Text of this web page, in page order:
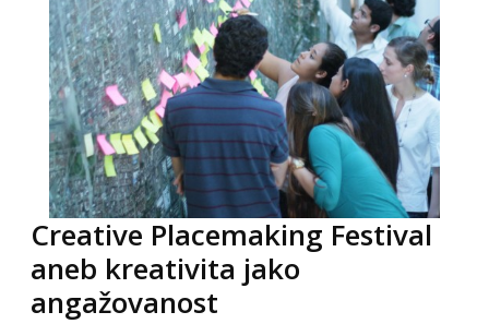
Creative Placemaking Festival
aneb kreativita jako
angažovanost